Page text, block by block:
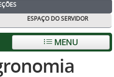
ESPAÇO DO SERVIDOR
MENU